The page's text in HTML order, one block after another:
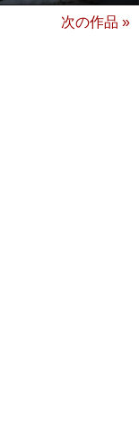
次の作品 »